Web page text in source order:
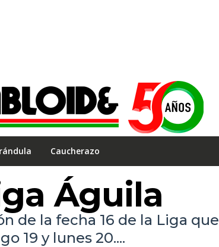
Caucherazo
Águila
de la fecha 16 de la Liga que
19 y lunes 20....